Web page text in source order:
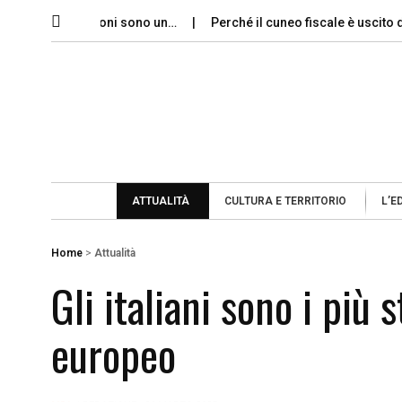
le dimissioni sono un… Perché il cuneo fiscale è uscito dal
ATTUALITÀ CULTURA E TERRITORIO
Home > Attualità
Gli italiani sono i più
europeo